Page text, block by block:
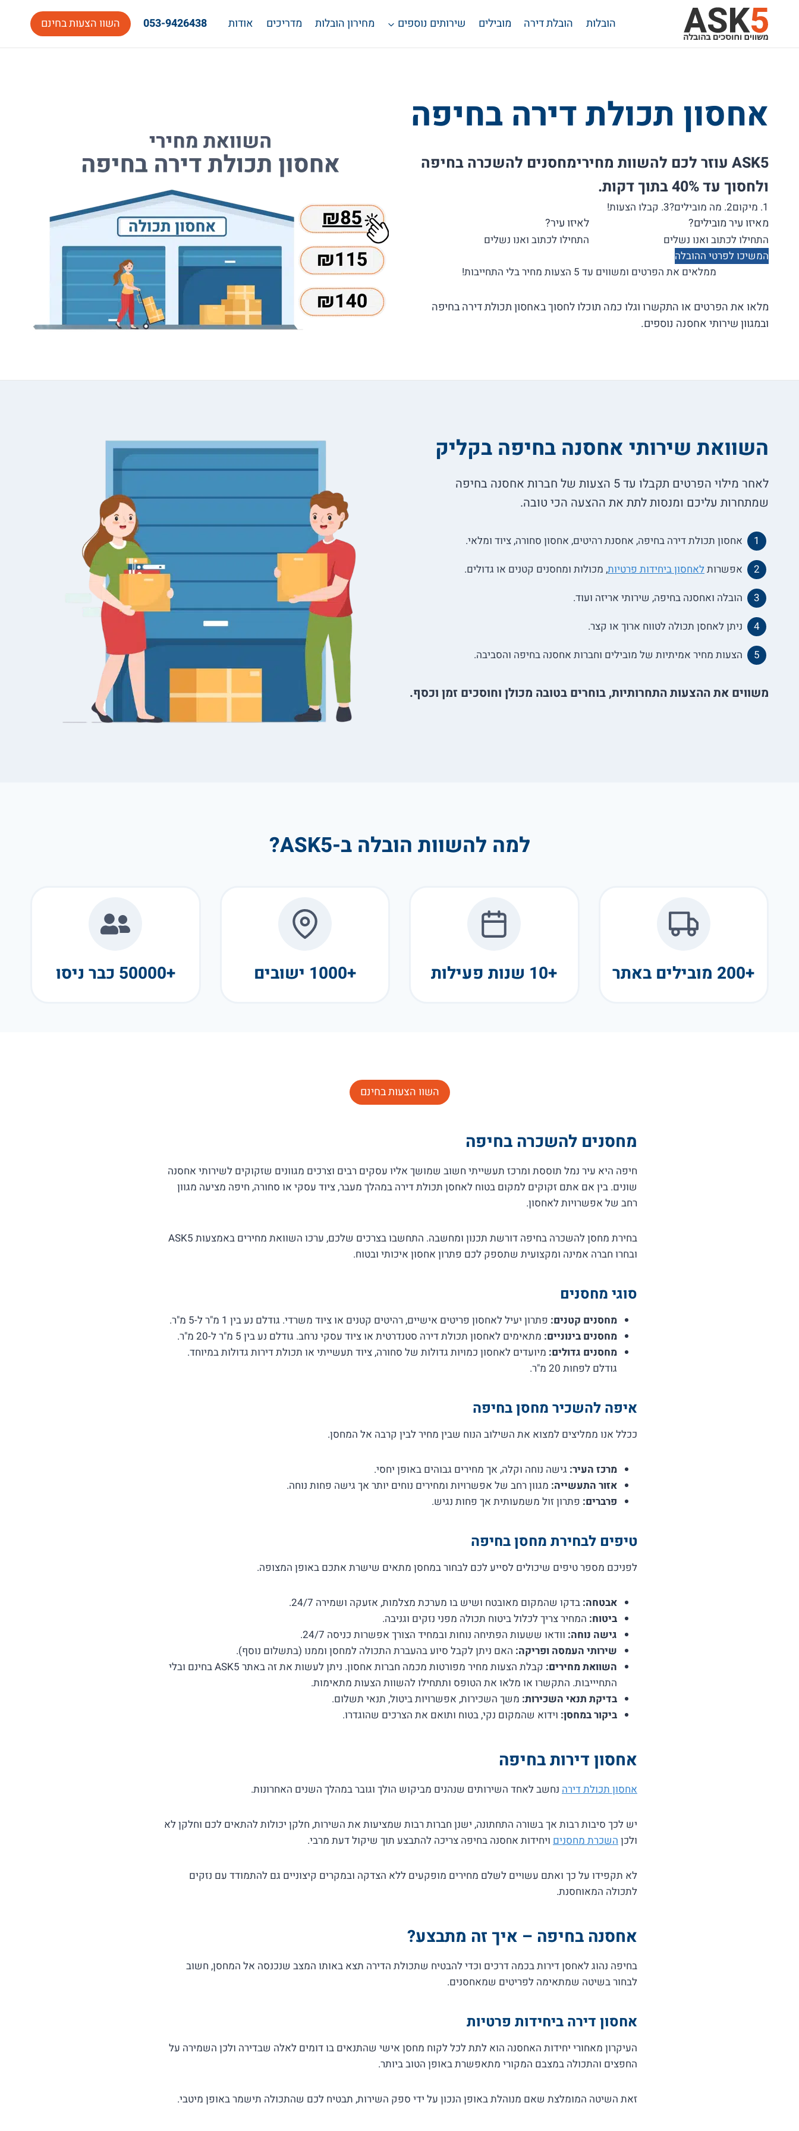
content
הובלות הובלת דירה מובילים שירותים נוספים מחירון הובלות מדריכים אודות 053-9426438 השוו הצעות בחינם
אחסון תכולת דירה בחיפה
ASK5 עוזר לכם להשוות מחירימחסנים להשכרה בחיפה
ולחסוך עד 40% בתוך דקות.
1. מיקום 2. מה מובילים? 3. קבלו הצעות!
מאיזו עיר מובילים? לאיזו עיר?
המשיכו לפרטי ההובלה
ממלאים את הפרטים ומשווים עד 5 הצעות מחיר בלי התחייבות!
מלאו את הפרטים או התקשרו וגלו כמה תוכלו לחסוך באחסון תכולת דירה בחיפה
ובמגוון שירותי אחסנה נוספים.
השוואת שירותי אחסנה בחיפה בקליק
לאחר מילוי הפרטים תקבלו עד 5 הצעות של חברות אחסנה בחיפה
שמתחרות עליכם ומנסות לתת את ההצעה הכי טובה.
אחסון תכולת דירה בחיפה, אחסנת רהיטים, אחסון סחורה, ציוד ומלאי.
אפשרות לאחסון ביחידות פרטיות, מכולות ומחסנים קטנים או גדולים.
הובלה ואחסנה בחיפה, שירותי אריזה ועוד.
ניתן לאחסן תכולה לטווח ארוך או קצר.
הצעות מחיר אמיתיות של מובילים וחברות אחסנה בחיפה והסביבה.
משווים את ההצעות התחרותיות, בוחרים בטובה מכולן וחוסכים זמן וכסף.
למה להשוות הובלה ב-ASK5?
+200 מובילים באתר +10 שנות פעילות +1000 ישובים +50000 כבר ניסו
השוו הצעות בחינם
מחסנים להשכרה בחיפה
חיפה היא עיר נמל תוססת ומרכז תעשייתי חשוב שמושך אליו עסקים רבים וצרכים מגוונים שזקוקים לשירותי אחסנה
שונים. בין אם אתם זקוקים למקום בטוח לאחסן תכולת דירה במהלך מעבר, ציוד עסקי או סחורה, חיפה מציעה מגוון
רחב של אפשרויות לאחסון.
בחירת מחסן להשכרה בחיפה דורשת תכנון ומחשבה. התחשבו בצרכים שלכם, ערכו השוואת מחירים באמצעות ASK5
ובחרו חברה אמינה ומקצועית שתספק לכם פתרון אחסון איכותי ובטוח.
סוגי מחסנים
מחסנים קטנים: פתרון יעיל לאחסון פריטים אישיים, רהיטים קטנים או ציוד משרדי. גודלם נע בין 1 מ"ר ל-5 מ"ר.
מחסנים בינוניים: מתאימים לאחסון תכולת דירה סטנדרטית או ציוד עסקי נרחב. גודלם נע בין 5 מ"ר ל-20 מ"ר.
מחסנים גדולים: מיועדים לאחסון כמויות גדולות של סחורה, ציוד תעשייתי או תכולת דירות גדולות במיוחד.
גודלם לפחות 20 מ"ר.
איפה להשכיר מחסן בחיפה
ככלל אנו ממליצים למצוא את השילוב הנוח שבין מחיר לבין קרבה אל המחסן.
מרכז העיר: גישה נוחה וקלה, אך מחירים גבוהים באופן יחסי.
אזור התעשייה: מגוון רחב של אפשרויות ומחירים נוחים יותר אך גישה פחות נוחה.
פרברים: פתרון זול משמעותית אך פחות נגיש.
טיפים לבחירת מחסן בחיפה
לפניכם מספר טיפים שיכולים לסייע לכם לבחור במחסן מתאים שישרת אתכם באופן המצופה.
אבטחה: בדקו שהמקום מאובטח ושיש בו מערכת מצלמות, אזעקה ושמירה 24/7.
ביטוח: המחיר צריך לכלול ביטוח תכולה מפני נזקים וגניבה.
גישה נוחה: וודאו ששעות הפתיחה נוחות ובמחיד הצורך אפשרות כניסה 24/7.
שירותי העמסה ופריקה: האם ניתן לקבל סיוע בהעברת התכולה למחסן וממנו (בתשלום נוסף).
השוואת מחירים:
קבלת הצעות מחיר מפורטות מכמה חברות אחסון. ניתן לעשות את זה באתר ASK5 בחינם ובלי
התחיייבות. התקשרו או מלאו את הטופס ותתחילו להשוות הצעות מתאימות.
בדיקת תנאי השכירות: משך השכירות, אפשרויות ביטול, תנאי תשלום.
ביקור במחסן: וידוא שהמקום נקי, בטוח ותואם את הצרכים שהוגדרו.
אחסון דירות בחיפה
אחסון תכולת דירה נחשב לאחד השירותים שנהנים מביקוש הולך וגובר במהלך השנים האחרונות.
יש לכך סיבות רבות אך בשורה התחתונה, ישנן חברות רבות שמציעות את השירות, חלקן יכולות להתאים לכם וחלקן לא
ולכןהשכרת מחסנים ויחידות אחסנה בחיפה צריכה להתבצע תוך שיקול דעת מרבי.
לא תקפידו על כך ואתם עשויים לשלם מחירים מופקעים ללא הצדקה ובמקרים קיצוניים גם להתמודד עם נזקים
לתכולה המאוחסנת.
אחסנה בחיפה – איך זה מתבצע?
בחיפה נהוג לאחסן דירות בכמה דרכים וכדי להבטיח שתכולת הדירה תצא באותו המצב שנכנסה אל המחסן, חשוב
לבחור בשיטה שמתאימה לפריטים שמאחסנים.
אחסון דירה ביחידות פרטיות
העיקרון מאחורי יחידות האחסנה הוא לתת לכל לקוח מחסן אישי שהתנאים בו דומים לאלה שבדירה ולכן השמירה על
החפצים והתכולה במצבם המקורי מתאפשרת באופן הטוב ביותר.
זאת השיטה המומלצת שאם מנוהלת באופן הנכון על ידי ספק השירות, תבטיח לכם שהתכולה תישמר באופן מיטבי.